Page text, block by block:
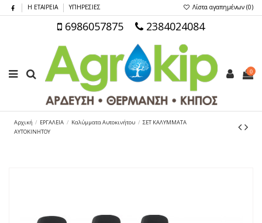
Η ΕΤΑΙΡΕΙΑ ΥΠΗΡΕΣΙΕΣ Λίστα αγαπημένων (0)
6986057875 2384024084
0
Αρχική ΕΡΓΑΛΕΙΑ Καλύμματα Αυτοκινήτου
ΣΕΤ ΚΑΛΥΜΜΑΤΑ
ΑΥΤΟΚΙΝΗΤΟΥ